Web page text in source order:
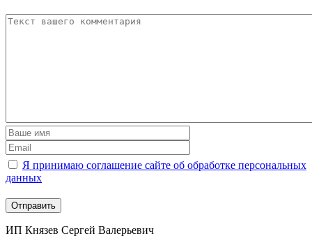
Я принимаю соглашение сайте об обработке персональных
данных
ИП Князев Сергей Валерьевич